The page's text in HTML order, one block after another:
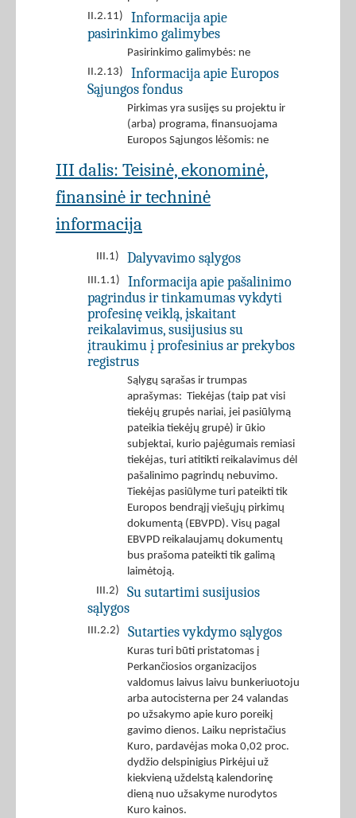
II.2.11)
Informacija apie
pasirinkimo galimybes
Pasirinkimo galimybės: ne
II.2.13)
Informacija apie Europos
Sąjungos fondus
Pirkimas yra susijęs su projektu ir
(arba) programa, finansuojama
Europos Sąjungos lėšomis: ne
III dalis: Teisinė, ekonominė,
finansinė ir techninė
informacija
III.1) Dalyvavimo sąlygos
III.1.1)
Informacija apie pašalinimo
pagrindus ir tinkamumas vykdyti
profesinę veiklą, įskaitant
reikalavimus, susijusius su
įtraukimu į profesinius ar prekybos
registrus
Sąlygų sąrašas ir trumpas
aprašymas: Tiekėjas (taip pat visi
tiekėjų grupės nariai, jei pasiūlymą
pateikia tiekėjų grupė) ir ūkio
subjektai, kurio pajėgumais remiasi
tiekėjas, turi atitikti reikalavimus dėl
pašalinimo pagrindų nebuvimo.
Tiekėjas pasiūlyme turi pateikti tik
Europos bendrąjį viešųjų pirkimų
dokumentą (EBVPD). Visų pagal
EBVPD reikalaujamų dokumentų
bus prašoma pateikti tik galimą
laimėtoją.
III.2)
Su sutartimi susijusios
sąlygos
III.2.2) Sutarties vykdymo sąlygos
Kuras turi būti pristatomas į
Perkančiosios organizacijos
valdomus laivus laivu bunkeriuotoju
arba autocisterna per 24 valandas
po užsakymo apie kuro poreikį
gavimo dienos. Laiku nepristačius
Kuro, pardavėjas moka 0,02 proc.
dydžio delspinigius Pirkėjui už
kiekvieną uždelstą kalendorinę
dieną nuo užsakyme nurodytos
Kuro kainos.